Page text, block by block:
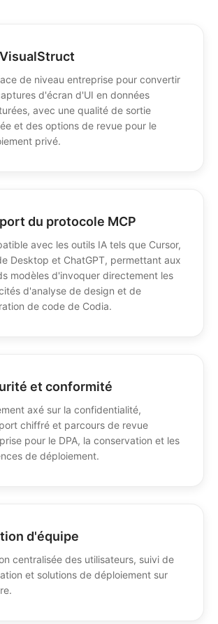
de niveau entreprise pour convertir
d'écran d'UI en données
avec une qualité de sortie
et des options de revue pour le
privé.
du protocole MCP
avec les outils IA tels que Cursor,
Desktop et ChatGPT, permettant aux
modèles d'invoquer directement les
d'analyse de design et de
de code de Codia.
et conformité
axé sur la confidentialité,
chiffré et parcours de revue
pour le DPA, la conservation et les
de déploiement.
d'équipe
centralisée des utilisateurs, suivi de
et solutions de déploiement sur